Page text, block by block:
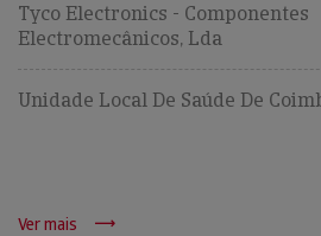
Tyco Electronics - Componentes
Electromecânicos, Lda
Unidade Local De Saúde De
Ver mais